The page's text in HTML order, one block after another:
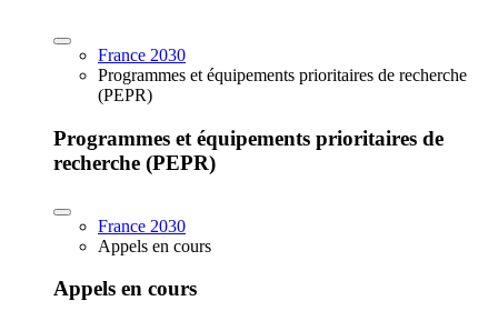
France 2030
Programmes et équipements prioritaires de recherche
(PEPR)
Programmes et équipements prioritaires de
recherche (PEPR)
France 2030
Appels en cours
Appels en cours